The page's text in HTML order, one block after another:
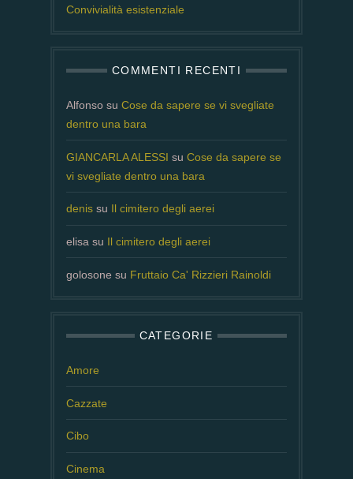
Convivialità esistenziale
COMMENTI RECENTI
Alfonso su Cose da sapere se vi svegliate
dentro una bara
GIANCARLA ALESSI su Cose da sapere se
vi svegliate dentro una bara
denis su Il cimitero degli aerei
elisa su Il cimitero degli aerei
golosone su Fruttaio Ca' Rizzieri Rainoldi
CATEGORIE
Amore
Cazzate
Cibo
Cinema